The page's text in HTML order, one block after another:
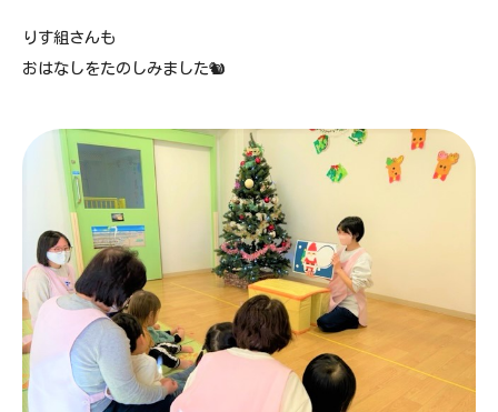
りす組さんも
おはなしをたのしみました🐿